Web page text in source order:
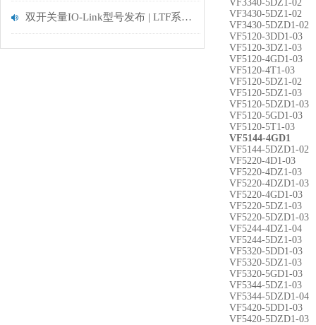
双开关量IO-Link型号发布 | LTF系列激光测距传感器
VF3340-5DZ1-02
VF3430-5DZ1-02
VF3430-5DZD1-02
VF5120-3DD1-03
VF5120-3DZ1-03
VF5120-4GD1-03
VF5120-4T1-03
VF5120-5DZ1-02
VF5120-5DZ1-03
VF5120-5DZD1-03
VF5120-5GD1-03
VF5120-5T1-03
VF5144-4GD1
VF5144-5DZD1-02
VF5220-4D1-03
VF5220-4DZ1-03
VF5220-4DZD1-03
VF5220-4GD1-03
VF5220-5DZ1-03
VF5220-5DZD1-03
VF5244-4DZ1-04
VF5244-5DZ1-03
VF5320-5DD1-03
VF5320-5DZ1-03
VF5320-5GD1-03
VF5344-5DZ1-03
VF5344-5DZD1-04
VF5420-5DD1-03
VF5420-5DZD1-03